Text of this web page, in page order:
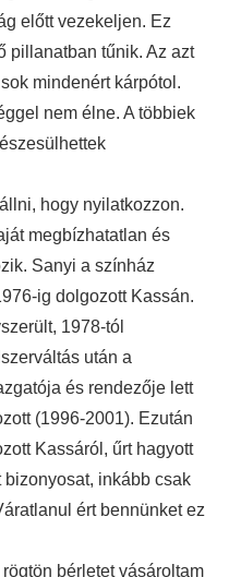
előtt vezekeljen. Ez
pillanatban tűnik. Az azt
mindenért kárpótol.
nem élne. A többiek
hogy nyilatkozzon.
megbízhatatlan és
Sanyi a színház
ig dolgozott Kassán.
1978-tól
után a
és rendezője lett
(1996-2001). Ezután
Kassáról, űrt hagyott
bizonyosat, inkább csak
ért bennünket ez
bérletet vásároltam